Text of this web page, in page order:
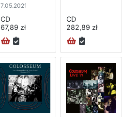
7.05.2021
CD
67,89 zł
CD
282,89 zł